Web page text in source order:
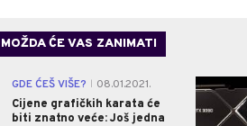
MOŽDA ĆE VAS ZANIMATI
GDE ĆEŠ VIŠE?
08.01.2021.
Cijene grafičkih karata će
biti znatno veće: Još jedna